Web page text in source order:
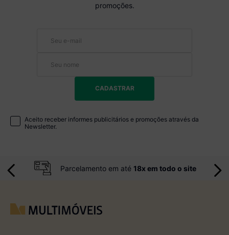
promoções.
CADASTRAR
Aceito receber informes publicitários e promoções através da
Newsletter.
Parcelamento em até 18x em todo o site